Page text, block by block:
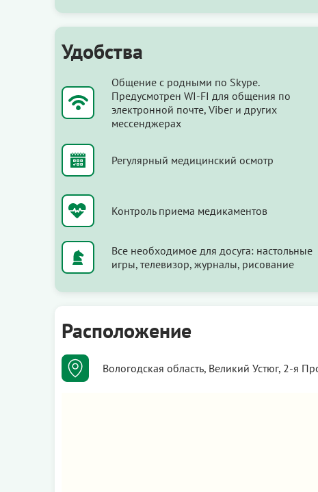
Удобства
Общение с родными по Skype.
Предусмотрен WI-FI для общения по
электронной почте, Viber и других
мессенджерах
Регулярный медицинский осмотр
Контроль приема медикаментов
Все необходимое для досуга: настольные
игры, телевизор, журналы, рисование
Расположение
Вологодская область, Великий Устюг, 2-я